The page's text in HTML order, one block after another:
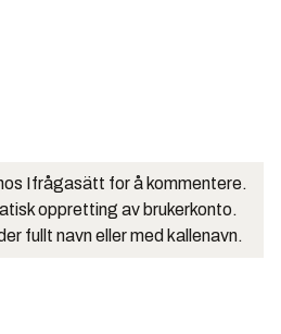
Ifrågasätt for å kommentere.
oppretting av brukerkonto.
fullt navn eller med kallenavn.